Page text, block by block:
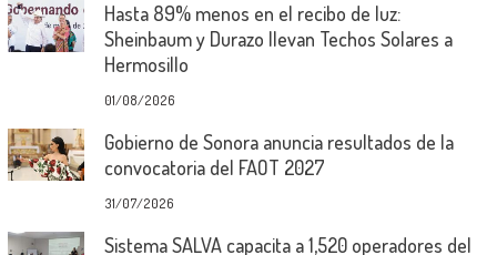
Hasta 89% menos en el recibo de luz:
Sheinbaum y Durazo llevan Techos Solares a
Hermosillo
01/08/2026
Gobierno de Sonora anuncia resultados de la
convocatoria del FAOT 2027
31/07/2026
Sistema SALVA capacita a 1,520 operadores del